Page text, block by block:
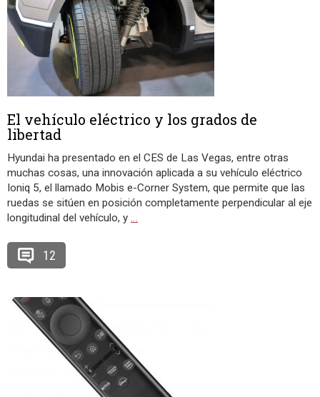
El vehículo eléctrico y los grados de
libertad
Hyundai ha presentado en el CES de Las Vegas, entre otras
muchas cosas, una innovación aplicada a su vehículo eléctrico
Ioniq 5, el llamado Mobis e-Corner System, que permite que las
ruedas se sitúen en posición completamente perpendicular al eje
longitudinal del vehículo, y …
12